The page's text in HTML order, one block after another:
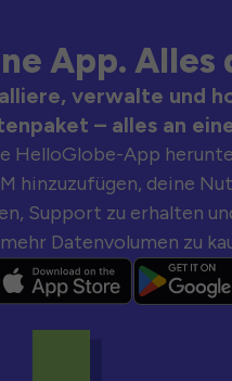
App. Alles
verwalte und
– alles an
HelloGlobe-App
hinzuzufügen, deine
Support zu erhalten
mehr Datenvolumen zu